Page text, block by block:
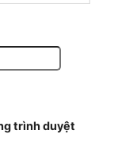
trình duyệt